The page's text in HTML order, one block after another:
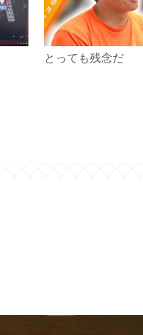
とっても残念だ